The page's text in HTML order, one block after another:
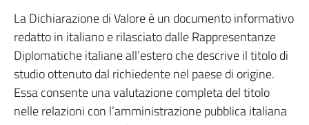
La Dichiarazione di Valore è un documento informativo
redatto in italiano e rilasciato dalle Rappresentanze
Diplomatiche italiane all’estero che descrive il titolo di
studio ottenuto dal richiedente nel paese di origine.
Essa consente una valutazione completa del titolo
nelle relazioni con l’amministrazione pubblica italiana